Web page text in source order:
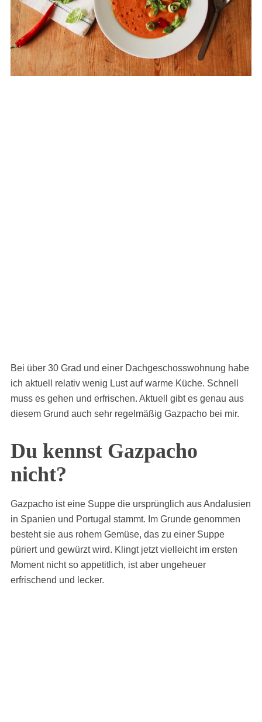
Bei über 30 Grad und einer Dachgeschosswohnung habe
ich aktuell relativ wenig Lust auf warme Küche. Schnell
muss es gehen und erfrischen. Aktuell gibt es genau aus
diesem Grund auch sehr regelmäßig Gazpacho bei mir.
Du kennst Gazpacho
nicht?
Gazpacho ist eine Suppe die ursprünglich aus Andalusien
in Spanien und Portugal stammt. Im Grunde genommen
besteht sie aus rohem Gemüse, das zu einer Suppe
püriert und gewürzt wird. Klingt jetzt vielleicht im ersten
Moment nicht so appetitlich, ist aber ungeheuer
erfrischend und lecker.